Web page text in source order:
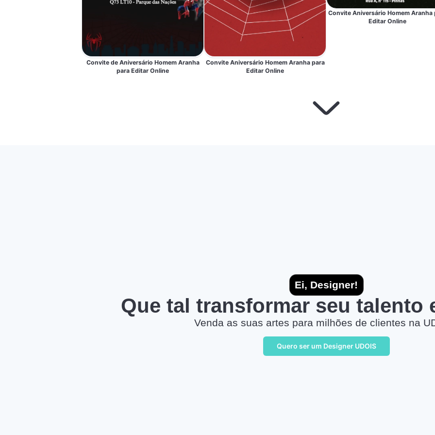
Convite de Aniversário Homem Aranha
para Editar Online
Convite Aniversário Homem Aranha para
Editar Online
Convite Aniversário Homem Aranha
Editar Online
Ei, Designer!
Que tal transformar seu talento
Venda as suas artes para milhões de clientes na
Quero ser um Designer UDOIS